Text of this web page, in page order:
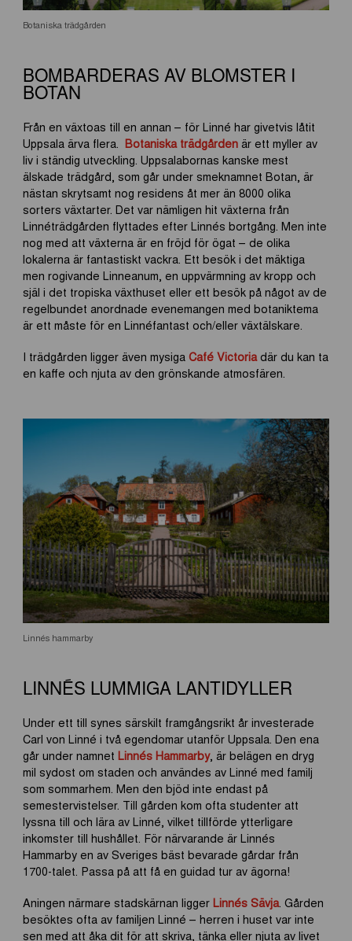
Botaniska trädgården
BOMBARDERAS AV BLOMSTER I
BOTAN
Från en växtoas till en annan – för Linné har givetvis låtit
Uppsala ärva flera. Botaniska trädgårdenär ett myller av
liv i ständig utveckling. Uppsalabornas kanske mest
älskade trädgård, som går under smeknamnet Botan, är
nästan skrytsamt nog residens åt mer än 8000 olika
sorters växtarter. Det var nämligen hit växterna från
Linnéträdgården flyttades efter Linnés bortgång. Men inte
nog med att växterna är en fröjd för ögat – de olika
lokalerna är fantastiskt vackra. Ett besök i det mäktiga
men rogivande Linneanum, en uppvärmning av kropp och
själ i det tropiska växthuset eller ett besök på något av de
regelbundet anordnade evenemangen med botaniktema
är ett måste för en Linnéfantast och/eller växtälskare.
I trädgården ligger även mysigaCafé Victoriadär du kan ta
en kaffe och njuta av den grönskande atmosfären.
Linnés hammarby
LINNÉS LUMMIGA LANTIDYLLER
Under ett till synes särskilt framgångsrikt år investerade
Carl von Linné i två egendomar utanför Uppsala. Den ena
går under namnet Linnés Hammarby, är belägen en dryg
mil sydost om staden och användes av Linné med familj
som sommarhem. Men den bjöd inte endast på
semestervistelser. Till gården kom ofta studenter att
lyssna till och lära av Linné, vilket tillförde ytterligare
inkomster till hushållet. För närvarande är Linnés
Hammarby en av Sveriges bäst bevarade gårdar från
1700-talet. Passa på att få en guidad tur av ägorna!
Aningen närmare stadskärnan liggerLinnés Sävja. Gården
besöktes ofta av familjen Linné – herren i huset var inte
sen med att åka dit för att skriva, tänka eller njuta av livet